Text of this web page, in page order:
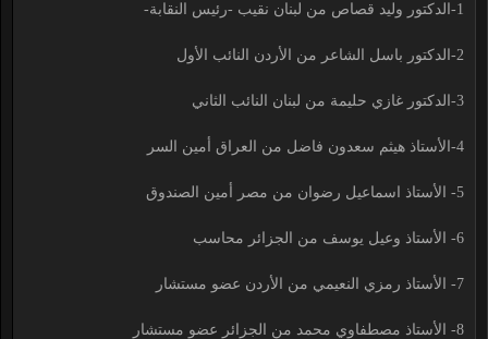
1-الدكتور وليد قصاص من لبنان نقيب -رئيس النقابة-
2-الدكتور باسل الشاعر من الأردن النائب الأول
3-الدكتور غازي حليمة من لبنان النائب الثاني
4-الأستاذ هيثم سعدون فاضل من العراق أمين السر
5- الأستاذ اسماعيل رضوان من مصر أمين الصندوق
6- الأستاذ وعيل يوسف من الجزائر محاسب
7- الأستاذ رمزي النعيمي من الأردن عضو مستشار
8- الأستاذ مصطفاوي محمد من الجزائر عضو مستشار